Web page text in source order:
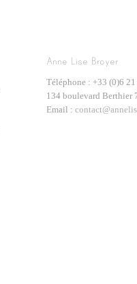
Anne Lise Broyer
Téléphone : +33 (0)6
134 boulevard Berthier
Email :